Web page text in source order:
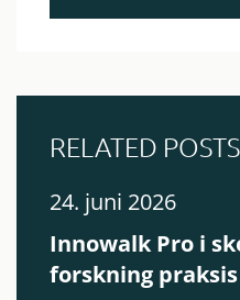
RELATED POSTS
24. juni 2026
Innowalk Pro i
forskning praksis